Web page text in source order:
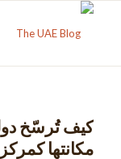
كيف تُرسّخ
مكانتها